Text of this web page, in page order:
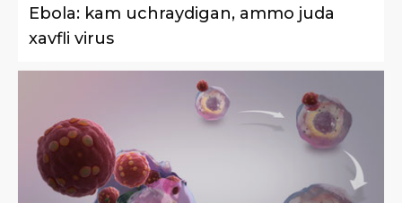
Ebola: kam uchraydigan, ammo juda
xavfli virus